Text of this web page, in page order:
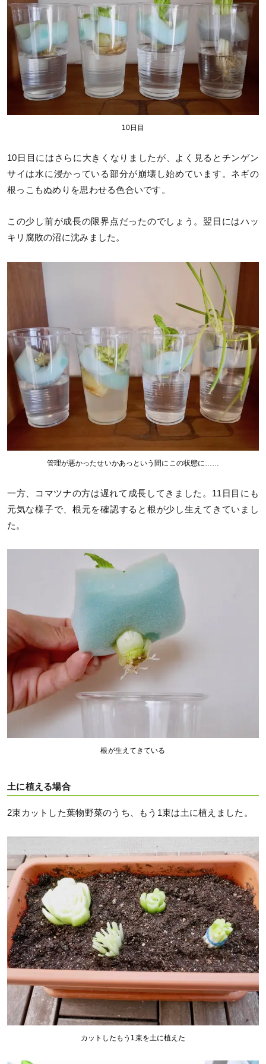
10日目
10日目にはさらに大きくなりましたが、よく見るとチンゲン
サイは水に浸かっている部分が崩壊し始めています。ネギの
根っこもぬめりを思わせる色合いです。
この少し前が成長の限界点だったのでしょう。翌日にはハッ
キリ腐敗の沼に沈みました。
管理が悪かったせいかあっという間にこの状態に……
一方、コマツナの方は遅れて成長してきました。11日目にも
元気な様子で、根元を確認すると根が少し生えてきていまし
た。
根が生えてきている
土に植える場合
2束カットした葉物野菜のうち、もう1束は土に植えました。
カットしたもう1束を土に植えた